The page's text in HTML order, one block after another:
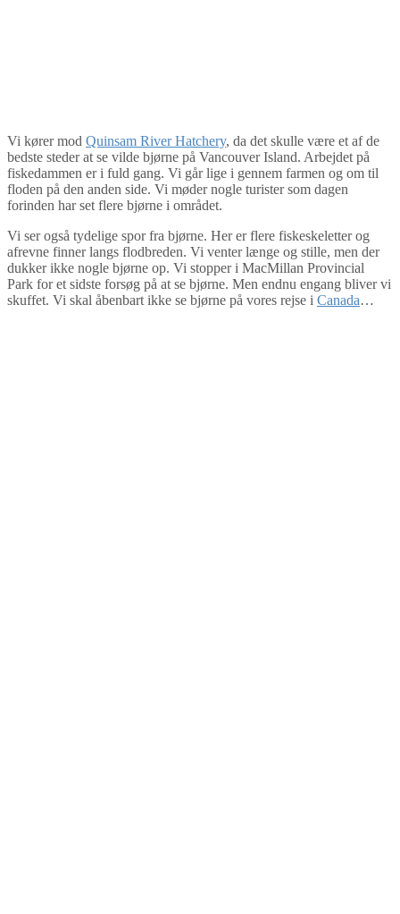
Vi kører mod Quinsam River Hatchery, da det skulle være et af de
bedste steder at se vilde bjørne på Vancouver Island. Arbejdet på
fiskedammen er i fuld gang. Vi går lige i gennem farmen og om til
floden på den anden side. Vi møder nogle turister som dagen
forinden har set flere bjørne i området.
Vi ser også tydelige spor fra bjørne. Her er flere fiskeskeletter og
afrevne finner langs flodbreden. Vi venter længe og stille, men der
dukker ikke nogle bjørne op. Vi stopper i MacMillan Provincial
Park for et sidste forsøg på at se bjørne. Men endnu engang bliver vi
skuffet. Vi skal åbenbart ikke se bjørne på vores rejse i Canada…